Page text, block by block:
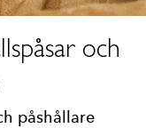
och
påshållare